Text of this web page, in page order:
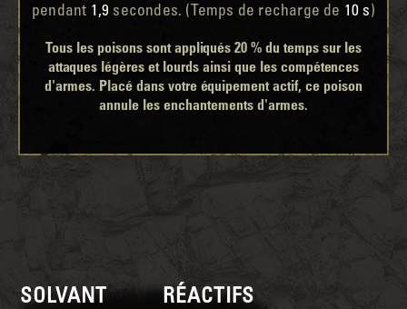
pendant 1,9 secondes. (Temps de recharge de 10 s)
Tous les poisons sont appliqués 20 % du temps sur les
attaques légères et lourds ainsi que les compétences
d'armes. Placé dans votre équipement actif, ce poison
annule les enchantements d'armes.
SOLVANT RÉACTIFS